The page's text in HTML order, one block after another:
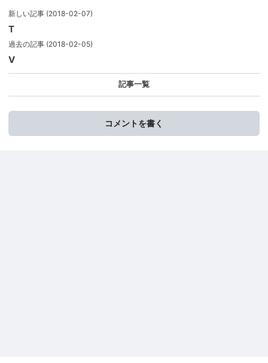
新しい記事 (2018-02-07)
T
過去の記事 (2018-02-05)
V
記事一覧
コメントを書く